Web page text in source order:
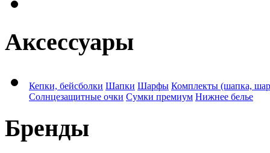
Аксессуары
Кепки, бейсболки Шапки Шарфы Комплекты (шапка,
Солнцезащитные очки Сумки премиум Нижнее белье
Бренды